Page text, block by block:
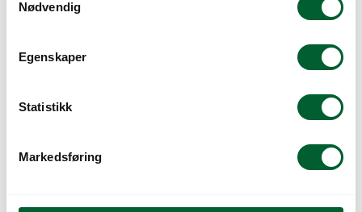
Nødvendig
Egenskaper
Statistikk
Markedsføring